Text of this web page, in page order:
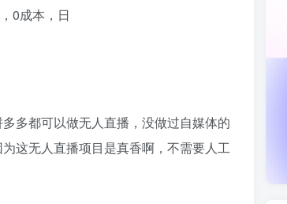
多都可以做无人直播，没做过自媒体的
这无人直播项目是真香啊，不需要人工